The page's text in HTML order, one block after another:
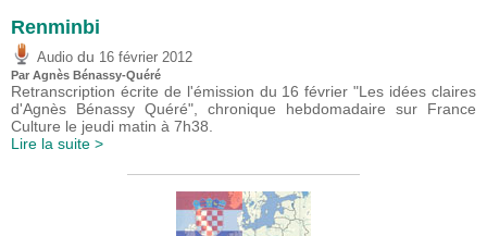
Renminbi
Audio du 16 février 2012
Par Agnès Bénassy-Quéré
Retranscription écrite de l'émission du 16 février "Les idées claires
d'Agnès Bénassy Quéré", chronique hebdomadaire sur France
Culture le jeudi matin à 7h38.
Lire la suite >